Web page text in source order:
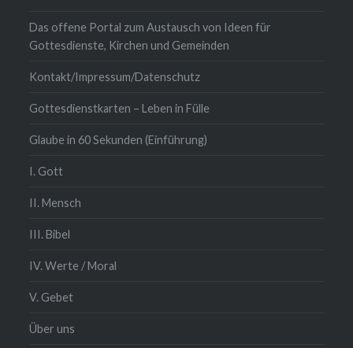
Das offene Portal zum Austausch von Ideen für
Gottesdienste, Kirchen und Gemeinden
Kontakt/Impressum/Datenschutz
Gottesdienstkarten – Leben in Fülle
Glaube in 60 Sekunden (Einführung)
I. Gott
II. Mensch
III. Bibel
IV. Werte / Moral
V. Gebet
Über uns